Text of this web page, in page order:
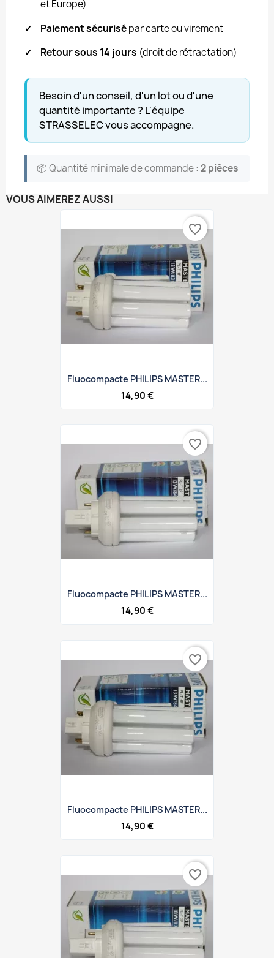
et Europe)
✓
Paiement sécurisépar carte ou virement
✓
Retour sous 14 jours (droit de rétractation)
Besoin d'un conseil, d'un lot ou d'une
quantité importante ? L'équipe
STRASSELEC vous accompagne.
📦 Quantité minimale de commande : 2 pièces
VOUS AIMEREZ AUSSI
Fluocompacte PHILIPS MASTER...
14,90 €
favorite_border
Fluocompacte PHILIPS MASTER...
14,90 €
favorite_border
Fluocompacte PHILIPS MASTER...
14,90 €
favorite_border
favorite_border